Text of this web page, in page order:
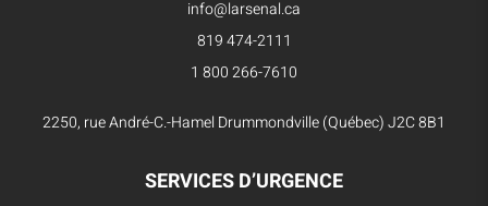
info@larsenal.ca
819 474-2111
1 800 266-7610
2250, rue André-C.-Hamel Drummondville (Québec) J2C 8B1
SERVICES D’URGENCE